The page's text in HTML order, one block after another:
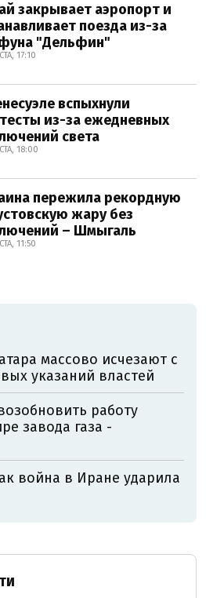
закрывает аэропорт и
поезда из-за
"Дельфин"
17:10
вспыхнули
из-за ежедневных
света
18:00
пережила рекордную
жару без
– Шмыгаль
11:50
массово исчезают с
указаний властей
работу
завода газа -
война в Иране ударила